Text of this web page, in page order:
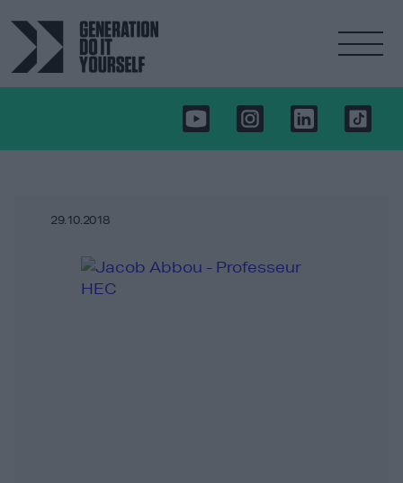
29.10.2018